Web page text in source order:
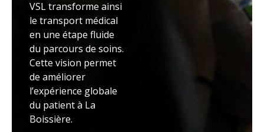
VSL transforme ainsi
le transport médical
en une étape fluide
du parcours de soins.
Cette vision permet
de améliorer
l’expérience globale
du patient à La
Boissière.